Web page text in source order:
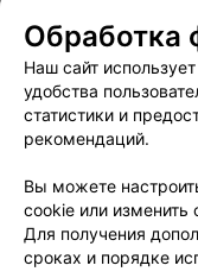
Обработка
Наш сайт
удобства
статистики и
рекомендаций.
Вы можете
cookie или изменить
Для получения
сроках и порядке